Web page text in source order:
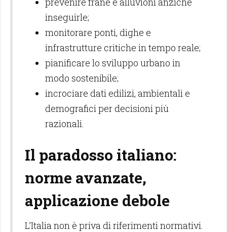
inseguirle;
monitorare ponti, dighe e
infrastrutture critiche in tempo reale;
pianificare lo sviluppo urbano in
modo sostenibile;
incrociare dati edilizi, ambientali e
demografici per decisioni più
razionali.
Il paradosso italiano:
norme avanzate,
applicazione debole
L’Italia non è priva di riferimenti normativi.